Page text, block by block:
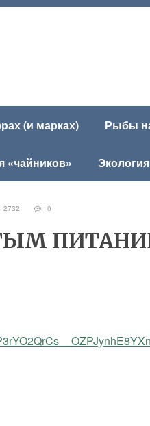
(и марках) Рыбы
«чайников»
2732 0